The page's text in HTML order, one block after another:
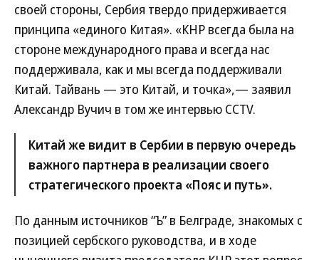
своей стороны, Сербия твердо придерживается
принципа «единого Китая». «КНР всегда была на
стороне международного права и всегда нас
поддерживала, как и мы всегда поддерживали
Китай. Тайвань — это Китай, и точка»,— заявил
Александр Вучич в том же интервью CCTV.
Китай же видит в Сербии в первую очередь
важного партнера в реализации своего
стратегического проекта «Пояс и путь».
По данным источников “Ъ” в Белграде, знакомых с
позицией сербского руководства, и в ходе